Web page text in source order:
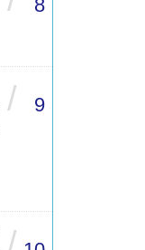
8
/ 9